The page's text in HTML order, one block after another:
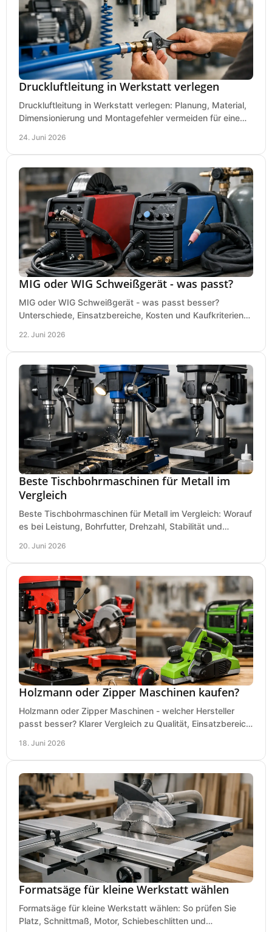
Druckluftleitung in Werkstatt verlegen
Druckluftleitung in Werkstatt verlegen: Planung, Material,
Dimensionierung und Montagefehler vermeiden für eine
24. Juni 2026
MIG oder WIG Schweißgerät - was passt?
MIG oder WIG Schweißgerät - was passt besser?
Unterschiede, Einsatzbereiche, Kosten und Kaufkriterien
22. Juni 2026
Beste Tischbohrmaschinen für Metall im
Vergleich
Beste Tischbohrmaschinen für Metall im Vergleich: Worauf
es bei Leistung, Bohrfutter, Drehzahl, Stabilität und
20. Juni 2026
Holzmann oder Zipper Maschinen kaufen?
Holzmann oder Zipper Maschinen - welcher Hersteller
passt besser? Klarer Vergleich zu Qualität, Einsatzbereich,
18. Juni 2026
Formatsäge für kleine Werkstatt wählen
Formatsäge für kleine Werkstatt wählen: So prüfen Sie
Platz, Schnittmaß, Motor, Schiebeschlitten und